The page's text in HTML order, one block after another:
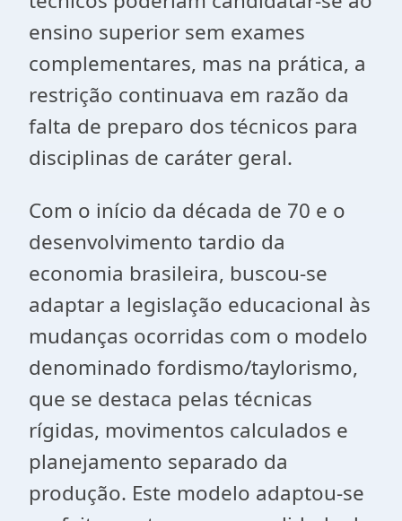
ensino superior sem exames
complementares, mas na prática, a
restrição continuava em razão da
falta de preparo dos técnicos para
disciplinas de caráter geral.
Com o início da década de 70 e o
desenvolvimento tardio da
economia brasileira, buscou-se
adaptar a legislação educacional às
mudanças ocorridas com o modelo
denominado fordismo/taylorismo,
que se destaca pelas técnicas
rígidas, movimentos calculados e
planejamento separado da
produção. Este modelo adaptou-se